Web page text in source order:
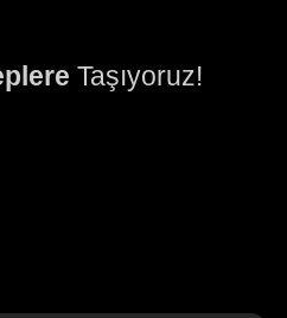
Taşıyoruz!